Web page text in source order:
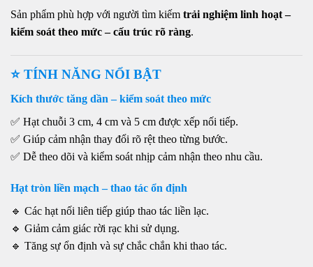
Sản phẩm phù hợp với người tìm kiếm trải nghiệm linh hoạt –
kiểm soát theo mức – cấu trúc rõ ràng.
⭐ TÍNH NĂNG NỔI BẬT
Kích thước tăng dần – kiểm soát theo mức
✅ Hạt chuỗi 3 cm, 4 cm và 5 cm được xếp nối tiếp.
✅ Giúp cảm nhận thay đổi rõ rệt theo từng bước.
✅ Dễ theo dõi và kiểm soát nhịp cảm nhận theo nhu cầu.
Hạt tròn liền mạch – thao tác ổn định
🔹 Các hạt nối liên tiếp giúp thao tác liền lạc.
🔹 Giảm cảm giác rời rạc khi sử dụng.
🔹 Tăng sự ổn định và sự chắc chắn khi thao tác.